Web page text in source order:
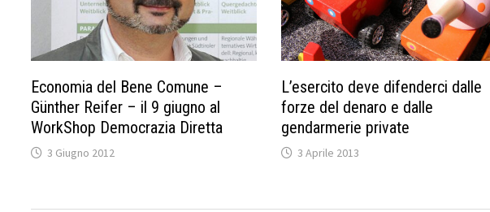
Economia del Bene Comune –
Günther Reifer – il 9 giugno al
WorkShop Democrazia Diretta
3 Giugno 2012
L’esercito deve difenderci dalle
forze del denaro e dalle
gendarmerie private
3 Aprile 2013